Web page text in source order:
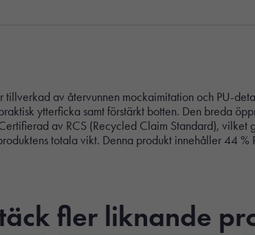
av återvunnen mockaimitation och PU-
ytterficka samt förstärkt botten. Den breda
av RCS (Recycled Claim Standard),
totala vikt. Denna produkt innehåller 44
fler liknande